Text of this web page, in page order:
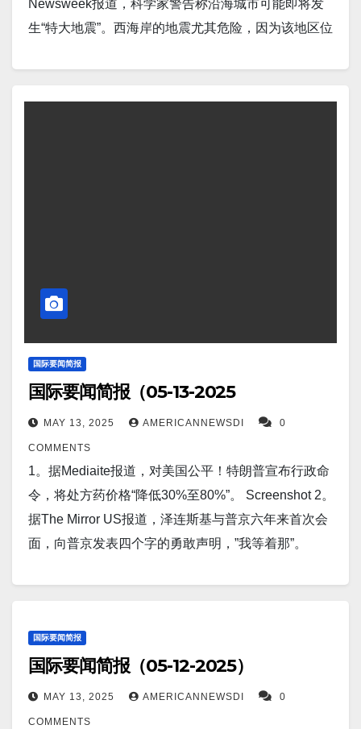
百万颗先进Nvidia 芯片。 Screenshot 10。（中心广
担着全美最高的州税和地方税负担。总部位于华盛顿
务卿马尔科·卢比奥将代表他参加预计于周四在伊斯坦
布尔举行的俄罗斯与乌克兰和平会谈——此前他暗示
腥的冲突。…
Newsweek报道，科学家警告称沿海城市可能即将发
生“特大地震”。西海岸的地震尤其危险，因为该地区位
Interesting Engineering报道，新加坡启用机器狗来守
Screenshot 7。据Newsweek报道,美国环境保护
署 (EPA) 的预测图显示，亚利桑那州、佛罗里达州、
科罗拉多州、新墨西哥州和德克萨斯州的居民将面临
高水平的太阳紫外线 (UV) 辐射。 Screenshot 8。据
Nerdy Digest报道，俄罗斯等离子发动机原型可将火星
旅行时间缩短至 30 天。 Screenshot 9。据The Cool
场附近存在关联：“病例激增”。 Screenshot 10。据
Goodnewsnetwork 报道，南极洲近两年新增冰量达
2000亿吨，令科学家惊讶。 Screenshot 11。据The
Independent 报道，117 岁老人称，每天吃三份酸奶可
国际要闻简报
国际要闻简报（05-13-2025
MAY 13, 2025 AMERICANNEWSDI 0
COMMENTS
1。据Mediaite报道，对美国公平！特朗普宣布行政命
令，将处方药价格“降低30%至80%”。 Screenshot 2。
据The Mirror US报道，泽连斯基与普京六年来首次会
面，向普京发表四个字的勇敢声明，”我等着那”。
布了与中国的爆炸性贸易协议。白宫宣布周日在瑞士
举行了“富有成效的会谈”，并预计周一将举行简报会讨
论协议细节。 Screenshot 5。东京（路透社）——日
国际要闻简报
国际要闻简报（05-12-2025）
MAY 13, 2025 AMERICANNEWSDI 0
COMMENTS